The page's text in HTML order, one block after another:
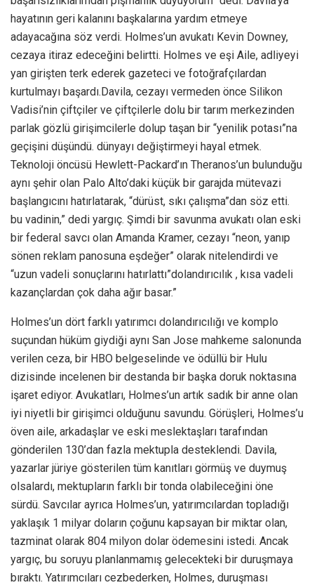
hayatının geri kalanını başkalarına yardım etmeye
adayacağına söz verdi. Holmes’un avukatı Kevin Downey,
cezaya itiraz edeceğini belirtti. Holmes ve eşi Aile, adliyeyi
yan girişten terk ederek gazeteci ve fotoğrafçılardan
kurtulmayı başardı.Davila, cezayı vermeden önce Silikon
Vadisi’nin çiftçiler ve çiftçilerle dolu bir tarım merkezinden
parlak gözlü girişimcilerle dolup taşan bir “yenilik potası”na
geçişini düşündü. dünyayı değiştirmeyi hayal etmek.
Teknoloji öncüsü Hewlett-Packard’ın Theranos’un bulunduğu
aynı şehir olan Palo Alto’daki küçük bir garajda mütevazi
başlangıcını hatırlatarak, “dürüst, sıkı çalışma”dan söz etti.
bu vadinin,” dedi yargıç. Şimdi bir savunma avukatı olan eski
bir federal savcı olan Amanda Kramer, cezayı “neon, yanıp
sönen reklam panosuna eşdeğer” olarak nitelendirdi ve
“uzun vadeli sonuçlarını hatırlattı”dolandırıcılık , kısa vadeli
kazançlardan çok daha ağır basar.”
Holmes’un dört farklı yatırımcı dolandırıcılığı ve komplo
suçundan hüküm giydiği aynı San Jose mahkeme salonunda
verilen ceza, bir HBO belgeselinde ve ödüllü bir Hulu
dizisinde incelenen bir destanda bir başka doruk noktasına
işaret ediyor. Avukatları, Holmes’un artık sadık bir anne olan
iyi niyetli bir girişimci olduğunu savundu. Görüşleri, Holmes’u
öven aile, arkadaşlar ve eski meslektaşları tarafından
gönderilen 130’dan fazla mektupla desteklendi. Davila,
yazarlar jüriye gösterilen tüm kanıtları görmüş ve duymuş
olsalardı, mektupların farklı bir tonda olabileceğini öne
sürdü. Savcılar ayrıca Holmes’un, yatırımcılardan topladığı
yaklaşık 1 milyar doların çoğunu kapsayan bir miktar olan,
tazminat olarak 804 milyon dolar ödemesini istedi. Ancak
yargıç, bu soruyu planlanmamış gelecekteki bir duruşmaya
bıraktı. Yatırımcıları cezbederken, Holmes, duruşması